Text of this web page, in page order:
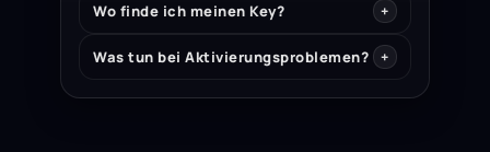
Wo finde ich meinen Key?
Was tun bei Aktivierungsproblemen?